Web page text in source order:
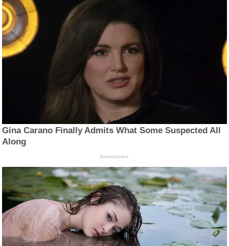
Gina Carano Finally Admits What Some Suspected All
Along
Brainberries